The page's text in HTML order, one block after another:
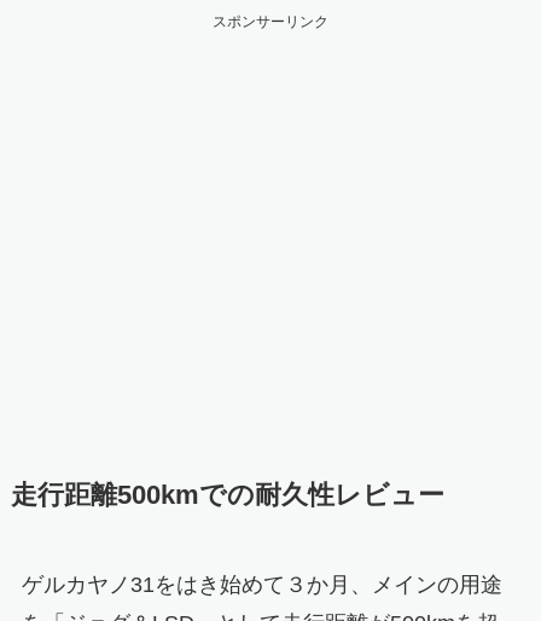
スポンサーリンク
走行距離500kmでの耐久性レビュー
ゲルカヤノ31をはき始めて３か月、メインの用途